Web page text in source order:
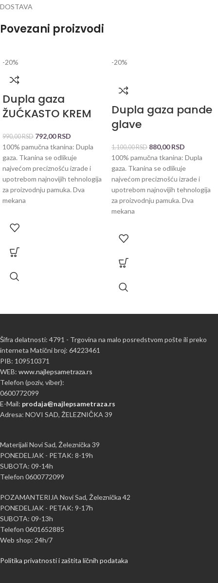
DOSTAVA
Povezani proizvodi
-20%
Dupla gaza
ŽUĆKASTO KREM
990,00RSD 792,00RSD
100% pamučna tkanina: Dupla
gaza. Tkanina se odlikuje
najvećom preciznošću izrade i
upotrebom najnovijih tehnologija
za proizvodnju pamuka. Dva
mekana
-20%
Dupla gaza pande
glave
1.100,00RSD 880,00RSD
100% pamučna tkanina: Dupla
gaza. Tkanina se odlikuje
najvećom preciznošću izrade i
upotrebom najnovijih tehnologija
za proizvodnju pamuka. Dva
mekana
Šifra delatnosti: 4791 - Trgovina na malo posredstvom pošte ili preko
interneta Matični broj: 64223461
PIB: 109510371
WEB: www.najlepsametraza.rs
Telefon (poziv, viber):
0600772099
E-Mail: prodaja@najlepsametraza.rs
Adresa: NOVI SAD, ŽELEZNIČKA 39
Materijali Novi Sad, Železnička 39
PONEDELJAK - PETAK: 8-19h
SUBOTA: 09-14h
Telefon 0600772099
POZAMANTERIJA Novi Sad, Železnička 42
PONEDELJAK - PETAK: 9-17h
SUBOTA: 09-13h
Telefon 0601652885
Web shop: 24h/7
Politika privatnosti i zaštita ličnih podataka